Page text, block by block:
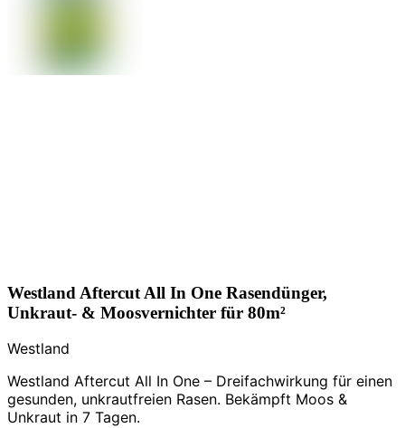
Westland Aftercut All In One Rasendünger,
Unkraut- & Moosvernichter für 80m²
Westland
Westland Aftercut All In One – Dreifachwirkung für einen
gesunden, unkrautfreien Rasen. Bekämpft Moos &
Unkraut in 7 Tagen.